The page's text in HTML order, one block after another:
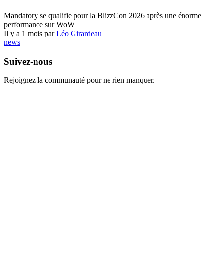
Mandatory se qualifie pour la BlizzCon 2026 après une énorme
performance sur WoW
Il y a 1 mois parLéo Girardeau
news
Suivez-nous
Rejoignez la communauté pour ne rien manquer.